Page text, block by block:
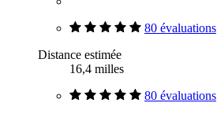
80 évaluations
Distance estimée
16,4 milles
80 évaluations